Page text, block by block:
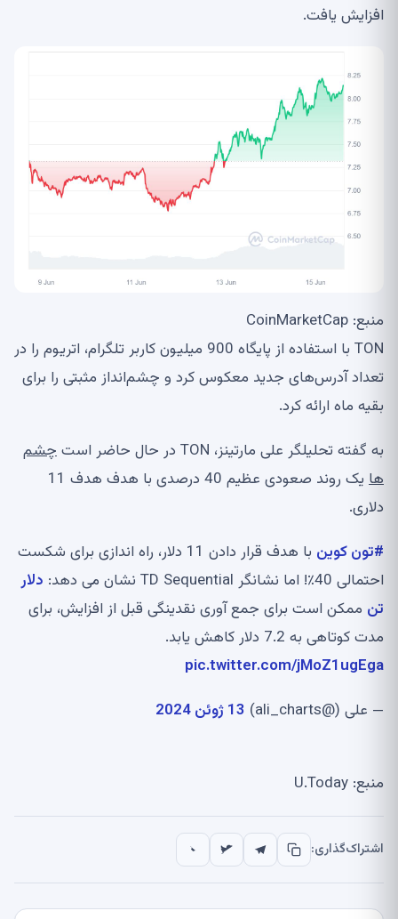
افزایش یافت.
منبع: CoinMarketCap
TON با استفاده از پایگاه 900 میلیون کاربر تلگرام، اتریوم را در
تعداد آدرس‌های جدید معکوس کرد و چشم‌انداز مثبتی را برای
بقیه ماه ارائه کرد.
به گفته تحلیلگر علی مارتینز، TON در حال حاضر است
چشم
ها
یک روند صعودی عظیم 40 درصدی با هدف هدف 11
دلاری.
#تون کوین
با هدف قرار دادن 11 دلار، راه اندازی برای شکست
احتمالی 40٪! اما نشانگر TD Sequential نشان می دهد:
دلار
تن ممکن است برای جمع آوری نقدینگی قبل از افزایش، برای
مدت کوتاهی به 7.2 دلار کاهش یابد.
pic.twitter.com/jMoZ1ugEga
— علی (@ali_charts)
13 ژوئن 2024
منبع: U.Today
اشتراک‌گذاری: